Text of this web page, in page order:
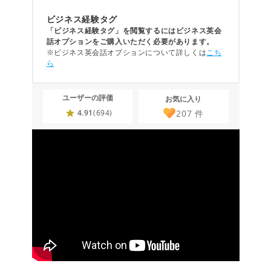
ビジネス経験タグ
「ビジネス経験タグ」を閲覧するにはビジネス英会
話オプションをご購入いただく必要があります。
※ビジネス英会話オプションについて詳しくはこち
ら
ユーザーの評価
4.91(694)
お気に入り
207 件